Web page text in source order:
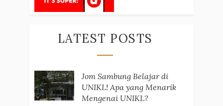
LATEST POSTS
Jom Sambung Belajar di
UNIKL! Apa yang Menarik
Mengenai UNIKL?